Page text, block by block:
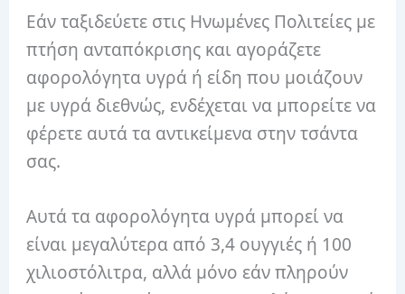
Εάν ταξιδεύετε στις Ηνωμένες Πολιτείες με
πτήση ανταπόκρισης και αγοράζετε
αφορολόγητα υγρά ή είδη που μοιάζουν
με υγρά διεθνώς, ενδέχεται να μπορείτε να
φέρετε αυτά τα αντικείμενα στην τσάντα
σας.
Αυτά τα αφορολόγητα υγρά μπορεί να
είναι μεγαλύτερα από 3,4 ουγγιές ή 100
χιλιοστόλιτρα, αλλά μόνο εάν πληρούν